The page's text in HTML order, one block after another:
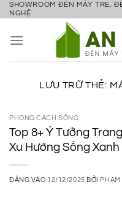
Bỏ
nội
SHOWROOM ĐÈN MÂY TRE,
NGHỆ
LƯU TRỮ THẺ:
PHONG CÁCH SỐNG
Top 8+ Ý Tưởng
Xu Hướng Sống
ĐĂNG VÀO 12/12/2025 BỞI PHẠM